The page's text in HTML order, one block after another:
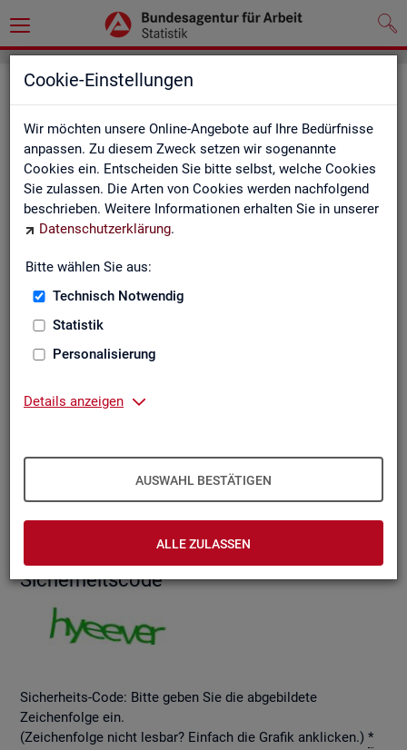
Cookie-Einstellungen
Wir möchten unsere Online-Angebote auf Ihre Bedürfnisse
anpassen. Zu diesem Zweck setzen wir sogenannte
Cookies ein. Entscheiden Sie bitte selbst, welche Cookies
Sie zulassen. Die Arten von Cookies werden nachfolgend
beschrieben. Weitere Informationen erhalten Sie in unserer
Datenschutzerklärung.
Bitte wählen Sie aus:
Technisch Notwendig
Statistik
Personalisierung
Details anzeigen
AUSWAHL BESTÄTIGEN
ALLE ZULASSEN
Seite emp­feh­len
Fel­der mit einem * sind Pflicht­fel­der und müs­sen aus­ge­füllt
wer­den
Ihre An­ga­ben
Empfänger*
Si­cher­heits­code
Sicherheits-Code: Bitte geben Sie die abgebildete
Zeichenfolge ein.
(Zeichenfolge nicht lesbar? Einfach die Grafik anklicken.) *